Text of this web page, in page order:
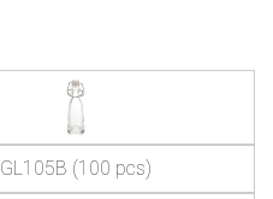
GL105B (100 pcs)